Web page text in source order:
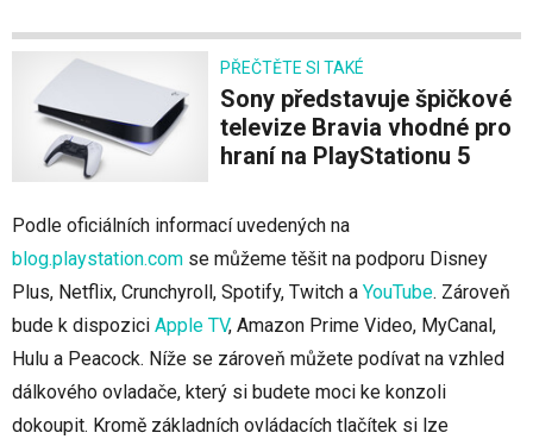
PŘEČTĚTE SI TAKÉ
Sony představuje špičkové
televize Bravia vhodné pro
hraní na PlayStationu 5
Podle oficiálních informací uvedených na
blog.playstation.com se můžeme těšit na podporu Disney
Plus, Netflix, Crunchyroll, Spotify, Twitch a YouTube. Zároveň
bude k dispozici Apple TV, Amazon Prime Video, MyCanal,
Hulu a Peacock. Níže se zároveň můžete podívat na vzhled
dálkového ovladače, který si budete moci ke konzoli
dokoupit. Kromě základních ovládacích tlačítek si lze